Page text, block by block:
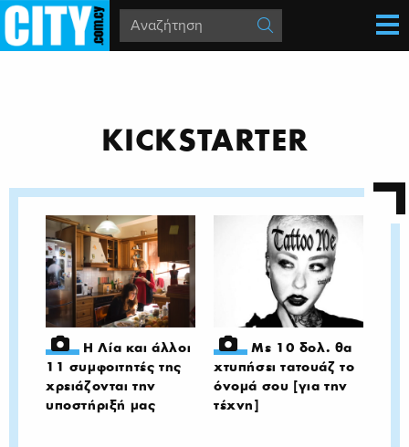
KICKSTARTER
Η Λία και άλλοι
11 συμφοιτητές της
χρειάζονται την
υποστήριξή μας
Με 10 δολ. θα
χτυπήσει τατουάζ το
όνομά σου [για την
τέχνη]